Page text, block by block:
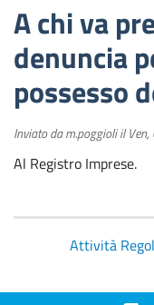
A chi va
denuncia
possesso
Inviato dam.poggioliil
Al Registro Imprese.
Attività